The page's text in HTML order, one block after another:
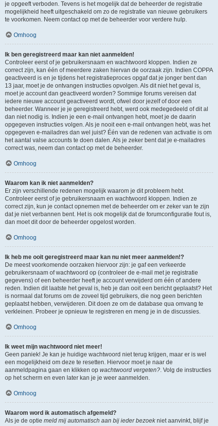
je opgeeft verboden. Tevens is het mogelijk dat de beheerder de registratie
mogelijkheid heeft uitgeschakeld om zo de registratie van nieuwe gebruikers
te voorkomen. Neem contact op met de beheerder voor verdere hulp.
Omhoog
Ik ben geregistreerd maar kan niet aanmelden!
Controleer eerst of je gebruikersnaam en wachtwoord kloppen. Indien ze
correct zijn, kan één of meerdere zaken hiervan de oorzaak zijn. Indien COPPA
geactiveerd is en je tijdens het registratieproces opgaf dat je jonger bent dan
13 jaar, moet je de ontvangen instructies opvolgen. Als dit niet het geval is,
moet je account dan geactiveerd worden? Sommige forums vereisen dat
iedere nieuwe account geactiveerd wordt, ofwel door jezelf of door een
beheerder. Wanneer je je geregistreerd hebt, werd ook medegedeeld of dit al
dan niet nodig is. Indien je een e-mail ontvangen hebt, moet je de daarin
opgegeven instructies volgen. Als je nooit een e-mail ontvangen hebt, was het
opgegeven e-mailadres dan wel juist? Één van de redenen van activatie is om
het aantal valse accounts te doen dalen. Als je zeker bent dat je e-mailadres
correct was, neem dan contact op met de beheerder.
Omhoog
Waarom kan ik niet aanmelden?
Er zijn verschillende redenen mogelijk waarom je dit probleem hebt.
Controleer eerst of je gebruikersnaam en wachtwoord kloppen. Indien ze
correct zijn, kun je contact opnemen met de beheerder om er zeker van te zijn
dat je niet verbannen bent. Het is ook mogelijk dat de forumconfiguratie fout is,
dan moet dit door de beheerder opgelost worden.
Omhoog
Ik heb me ooit geregistreerd maar kan nu niet meer aanmelden!?
De meest voorkomende oorzaken hiervoor zijn: je gaf een verkeerde
gebruikersnaam of wachtwoord op (controleer de e-mail met je registratie
gegevens) of een beheerder heeft je account verwijderd om één of andere
reden. Indien dit laatste het geval is, heb je dan ooit een bericht geplaatst? Het
is normaal dat forums om de zoveel tijd gebruikers, die nog geen berichten
geplaatst hebben, verwijderen. Dit doen ze om de database qua omvang te
verkleinen. Probeer je opnieuw te registreren en meng je in de discussies.
Omhoog
Ik weet mijn wachtwoord niet meer!
Geen paniek! Je kan je huidige wachtwoord niet terug krijgen, maar er is wel
een mogelijkheid om deze te resetten. Hiervoor moet je naar de
aanmeldpagina gaan en klikken op wachtwoord vergeten?. Volg de instructies
op het scherm en even later kan je je weer aanmelden.
Omhoog
Waarom word ik automatisch afgemeld?
Als je de optie meld mij automatisch aan bij ieder bezoekniet aanvinkt, blijf je